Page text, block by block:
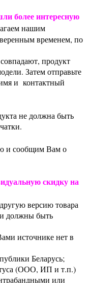
более интересную
нашим
временем, по
продукт
Затем отправьте
и контактный
не должна быть
и сообщим Вам о
скидку на
версию товара
должны быть
источнике нет в
Беларусь;
(ООО, ИП и т.п.)
или